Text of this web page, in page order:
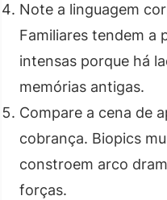
Note a linguagem
Familiares tendem a
intensas porque há
memórias antigas.
Compare a cena de
cobrança. Biopics
constroem arco
forças.